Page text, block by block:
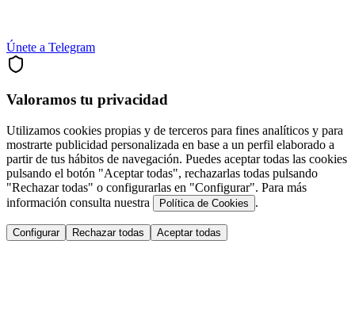
Únete a Telegram
Valoramos tu privacidad
Utilizamos cookies propias y de terceros para fines analíticos y para
mostrarte publicidad personalizada en base a un perfil elaborado a
partir de tus hábitos de navegación. Puedes aceptar todas las cookies
pulsando el botón "Aceptar todas", rechazarlas todas pulsando
"Rechazar todas" o configurarlas en "Configurar". Para más
información consulta nuestra
Política de Cookies .
Configurar Rechazar todas Aceptar todas